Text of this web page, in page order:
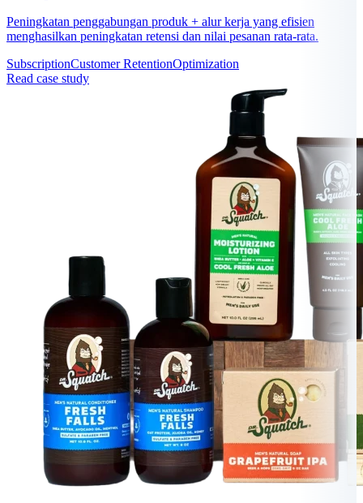
Peningkatan penggabungan produk + alur kerja yang efisien
menghasilkan peningkatan retensi dan nilai pesanan rata-rata.
SubscriptionCustomer RetentionOptimization
Read case study